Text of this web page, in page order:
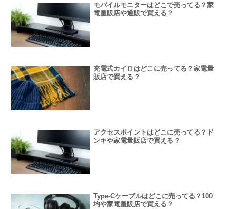
モバイルモニターはどこで売ってる？家
電量販店や通販で買える？
充電式カイロはどこに売ってる？家電量
販店で買える？
アクセスポイントはどこに売ってる？ド
ンキや家電量販店で買える？
Type-Cケーブルはどこに売ってる？100
均や家電量販店で買える？